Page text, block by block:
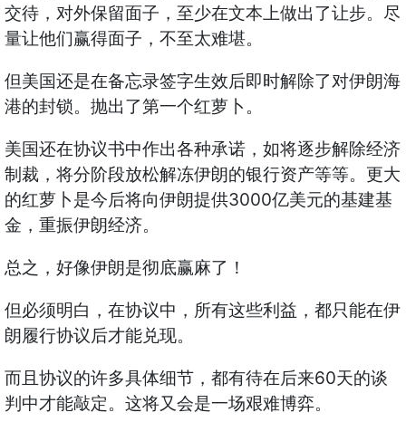
交待，对外保留面子，至少在文本上做出了让步。尽
量让他们赢得面子，不至太难堪。
但美国还是在备忘录签字生效后即时解除了对伊朗海
港的封锁。抛出了第一个红萝卜。
美国还在协议书中作出各种承诺，如将逐步解除经济
制裁，将分阶段放松解冻伊朗的银行资产等等。更大
的红萝卜是今后将向伊朗提供3000亿美元的基建基
金，重振伊朗经济。
总之，好像伊朗是彻底赢麻了！
但必须明白，在协议中，所有这些利益，都只能在伊
朗履行协议后才能兑现。
而且协议的许多具体细节，都有待在后来60天的谈
判中才能敲定。这将又会是一场艰难博弈。